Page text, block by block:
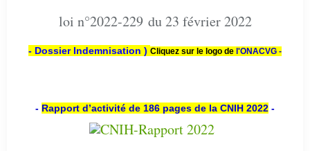
loi n°2022-229 du 23 février 2022
- Dossier Indemnisation ) Cliquez sur le logo de l'ONACVG -
- Rapport d’activité de 186 pages de la CNIH 2022 -